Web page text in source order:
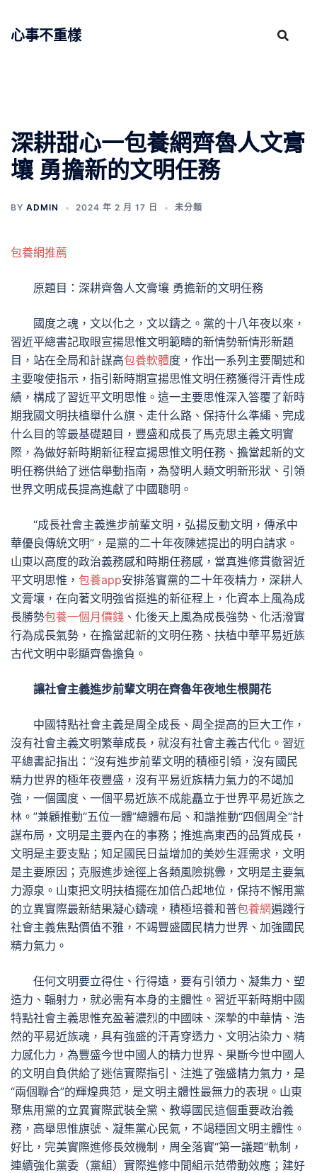
心事不重樣
深耕甜心一包養網齊魯人文膏
壤 勇擔新的文明任務
BY ADMIN 2024 年 2 月 17 日 未分類
包養網推薦
原題目：深耕齊魯人文膏壤 勇擔新的文明任務
國度之魂，文以化之，文以鑄之。黨的十八年夜以來，
習近平總書記取眼宣揚思惟文明範疇的新情勢新情形新題
目，站在全局和計謀高包養軟體度，作出一系列主要闡述和
主要唆使指示，指引新時期宣揚思惟文明任務獲得汗青性成
績，構成了習近平文明思惟。這一主要思惟深入答覆了新時
期我國文明扶植舉什么旗、走什么路、保持什么準繩、完成
什么目的等最基礎題目，豐盛和成長了馬克思主義文明實
際，為做好新時期新征程宣揚思惟文明任務、擔當起新的文
明任務供給了迷信舉動指南，為發明人類文明新形狀、引領
世界文明成長提高進獻了中國聰明。
“成長社會主義進步前輩文明，弘揚反動文明，傳承中
華優良傳統文明”，是黨的二十年夜陳述提出的明白請求。
山東以高度的政治義務感和時期任務感，當真進修貫徹習近
平文明思惟， 包養app安排落實黨的二十年夜精力，深耕人
文膏壤，在向著文明強省挺進的新征程上，化資本上風為成
長勝勢包養一個月價錢 、化後天上風為成長強勢、化活潑實
行為成長氣勢，在擔當起新的文明任務、扶植中華平易近族
古代文明中彰顯齊魯擔負。
讓社會主義進步前輩文明在齊魯年夜地生根開花
中國特點社會主義是周全成長、周全提高的巨大工作，
沒有社會主義文明繁華成長，就沒有社會主義古代化。習近
平總書記指出：“沒有進步前輩文明的積極引領，沒有國民
精力世界的極年夜豐盛，沒有平易近族精力氣力的不竭加
強，一個國度、一個平易近族不成能矗立于世界平易近族之
林。”兼顧推動“五位一體”總體布局、和諧推動“四個周全”計
謀布局，文明是主要內在的事務；推進高東西的品質成長，
文明是主要支點；知足國民日益增加的美妙生涯需求，文明
是主要原因；克服進步途徑上各類風險挑釁，文明是主要氣
力源泉。山東把文明扶植擺在加倍凸起地位，保持不懈用黨
的立異實際最新結果凝心鑄魂，積極培養和普包養網遍踐行
社會主義焦點價值不雅，不竭豐盛國民精力世界、加強國民
精力氣力。
任何文明要立得住、行得遠，要有引領力、凝集力、塑
造力、輻射力，就必需有本身的主體性。習近平新時期中國
特點社會主義思惟充盈著濃烈的中國味、深摯的中華情、浩
然的平易近族魂，具有強盛的汗青穿透力、文明沾染力、精
力感化力，為豐盛今世中國人的精力世界、果斷今世中國人
的文明自負供給了迷信實際指引、注進了強盛精力氣力，是
“兩個聯合”的輝煌典范，是文明主體性最無力的表現。山東
聚焦用黨的立異實際武裝全黨、教導國民這個重要政治義
務，高舉思惟旗號、凝集黨心民氣，不竭穩固文明主體性。
好比，完美實際進修長效機制，周全落實“第一議題”軌制，
連續強化黨委（黨組）實際進修中間組示范帶動效應；建好